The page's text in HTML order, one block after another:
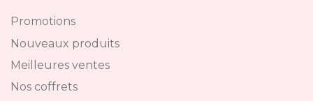
Promotions
Nouveaux produits
Meilleures ventes
Nos coffrets